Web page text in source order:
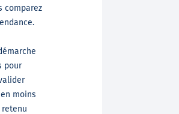
comparez
pour
moins